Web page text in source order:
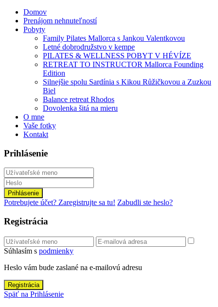
Domov
Prenájom nehnuteľností
Pobyty
Family Pilates Mallorca s Jankou Valentkovou
Letné dobrodružstvo v kempe
PILATES & WELLNESS POBYT V HÉVÍZE
RETREAT TO INSTRUCTOR Mallorca Founding
Edition
Silnejšie spolu Sardínia s Kikou Růžičkovou a Zuzkou
Biel
Balance retreat Rhodos
Dovolenka šitá na mieru
O mne
Vaše fotky
Kontakt
Prihlásenie
Prihlásenie
Potrebujete účet? Zaregistrujte sa tu! Zabudli ste heslo?
Registrácia
Súhlasím s podmienky
Heslo vám bude zaslané na e-mailovú adresu
Registrácia
Späť na Prihlásenie